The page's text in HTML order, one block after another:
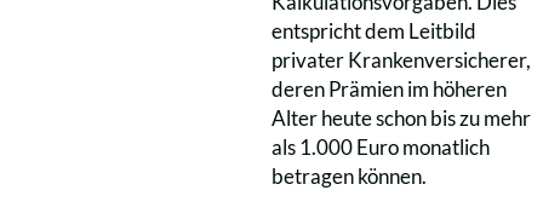
entspricht dem Leitbild
privater Krankenversicherer,
deren Prämien im höheren
Alter heute schon bis zu mehr
als 1.000 Euro monatlich
betragen können.